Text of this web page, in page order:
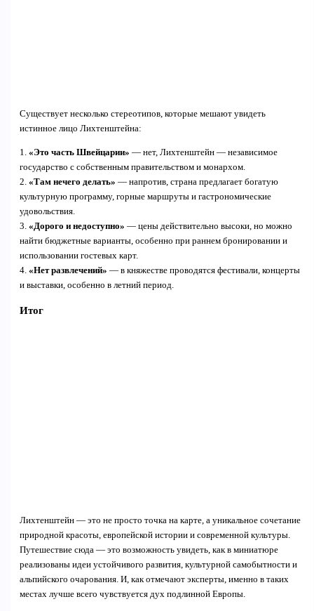
Существует несколько стереотипов, которые мешают увидеть
истинное лицо Лихтенштейна:
1. «Это часть Швейцарии» — нет, Лихтенштейн — независимое
государство с собственным правительством и монархом.
2. «Там нечего делать» — напротив, страна предлагает богатую
культурную программу, горные маршруты и гастрономические
удовольствия.
3. «Дорого и недоступно» — цены действительно высоки, но можно
найти бюджетные варианты, особенно при раннем бронировании и
использовании гостевых карт.
4. «Нет развлечений» — в княжестве проводятся фестивали, концерты
и выставки, особенно в летний период.
Итог
Лихтенштейн — это не просто точка на карте, а уникальное сочетание
природной красоты, европейской истории и современной культуры.
Путешествие сюда — это возможность увидеть, как в миниатюре
реализованы идеи устойчивого развития, культурной самобытности и
альпийского очарования. И, как отмечают эксперты, именно в таких
местах лучше всего чувствуется дух подлинной Европы.